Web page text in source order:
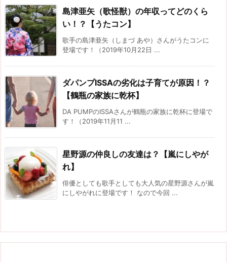
島津亜矢（歌怪獣）の年収ってどのくら
い！？【うたコン】
歌手の島津亜矢（しまづ あや）さんがうたコンに
登場です！（2019年10月22日 ...
ダパンプISSAの劣化は子育てが原因！？
【鶴瓶の家族に乾杯】
DA PUMPのISSAさんが鶴瓶の家族に乾杯に登場で
す！（2019年11月11 ...
星野源の仲良しの友達は？【嵐にしやが
れ】
俳優としても歌手としても大人気の星野源さんが嵐
にしやがれに登場です！ なので今回 ...